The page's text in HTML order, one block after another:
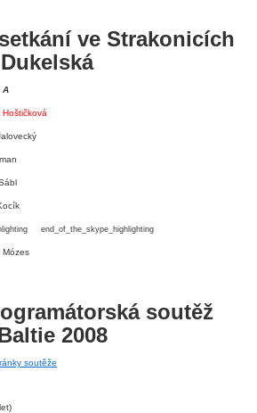
ve Strakonicích
A
end_of_the_skype_highlighting
soutěž
2008
soutěže